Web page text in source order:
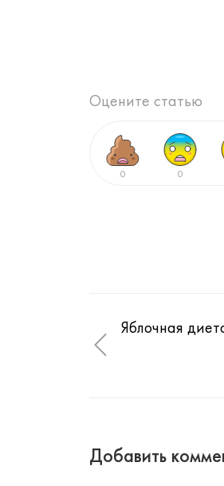
Оцените статью
0 0
Яблочная
Добавить